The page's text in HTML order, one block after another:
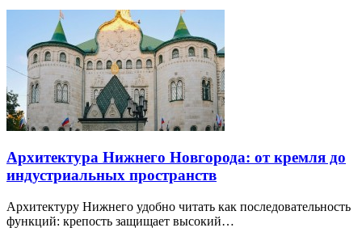
Архитектура Нижнего Новгорода: от кремля до
индустриальных пространств
Архитектуру Нижнего удобно читать как последовательность
функций: крепость защищает высокий…